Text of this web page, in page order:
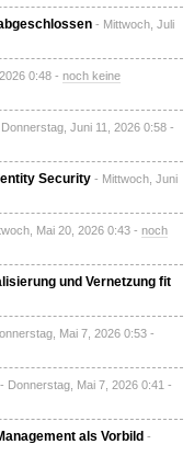
- Mittwoch, Juli
0:48 - noch keine
Juni 11, 2026 0:58 -
Security - Mittwoch, Juni
Mai 20, 2026 0:43 - noch
und Vernetzung fit
Mai 7, 2026 0:53 -
- Donnerstag, Mai 7, 2026 0:41 -
als Vorbild -